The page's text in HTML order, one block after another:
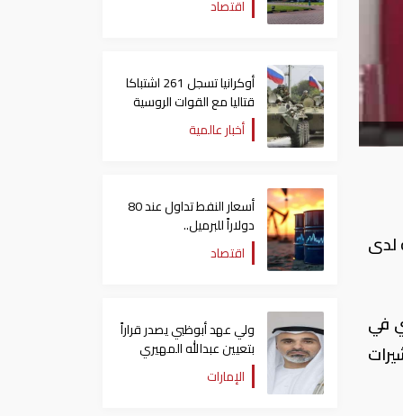
لدى
في
اقتصاد
أوكرانيا تسجل 261 اشتباكا
قتاليا مع القوات الروسية
أخبار عالمية
أسعار النفط تداول عند 80
دولاراً للبرميل..
وتراجع الأسهم الأمريكية
اقتصاد
ولي عهد أبوظبي يصدر قراراً
بتعيين عبدالله المهيري
رئيسا لـ"أبوظبي للتراث"
الإمارات